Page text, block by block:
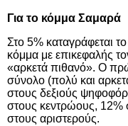
Για το κόμμα Σαμαρά
Στο 5% καταγράφεται
κόμμα με επικεφαλής
«αρκετά πιθανό». Ο
σύνολο (πολύ και
στους δεξιούς
στους κεντρώους, 12%
στους αριστερούς.